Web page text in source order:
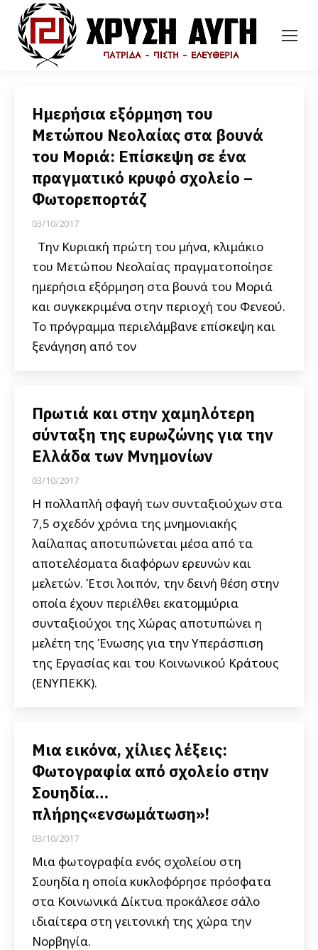
Ημερήσια εξόρμηση του
Μετώπου Νεολαίας στα βουνά
του Μοριά: Επίσκεψη σε ένα
πραγματικό κρυφό σχολείο –
Φωτορεπορτάζ
03/10/2017
Την Κυριακή πρώτη του μήνα, κλιμάκιο
του Μετώπου Νεολαίας πραγματοποίησε
ημερήσια εξόρμηση στα βουνά του Μοριά
και συγκεκριμένα στην περιοχή του Φενεού.
Το πρόγραμμα περιελάμβανε επίσκεψη και
ξενάγηση από τον
Πρωτιά και στην χαμηλότερη
σύνταξη της ευρωζώνης για την
Ελλάδα των Μνημονίων
03/10/2017
Η πολλαπλή σφαγή των συνταξιούχων στα
7,5 σχεδόν χρόνια της μνημονιακής
λαίλαπας αποτυπώνεται μέσα από τα
αποτελέσματα διαφόρων ερευνών και
μελετών. Έτσι λοιπόν, την δεινή θέση στην
οποία έχουν περιέλθει εκατομμύρια
συνταξιούχοι της Χώρας αποτυπώνει η
μελέτη της Ένωσης για την Υπεράσπιση
της Εργασίας και του Κοινωνικού Κράτους
(ΕΝΥΠΕΚΚ).
Μια εικόνα, χίλιες λέξεις:
Φωτογραφία από σχολείο στην
Σουηδία…
πλήρης«ενσωμάτωση»!
03/10/2017
Μια φωτογραφία ενός σχολείου στη
Σουηδία η οποία κυκλοφόρησε πρόσφατα
στα Κοινωνικά Δίκτυα προκάλεσε σάλο
ιδιαίτερα στη γειτονική της χώρα την
Νορβηγία.